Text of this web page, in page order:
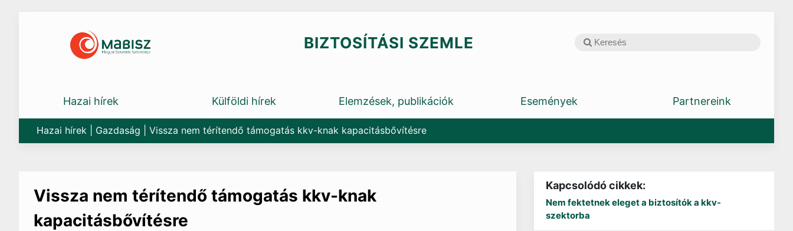
BIZTOSÍTÁSI SZEMLE
Hazai hírek Külföldi hírek Elemzések, publikációk Események Partnereink
Hazai hírek Gazdaság Vissza nem térítendő támogatás kkv-knak kapacitásbővítésre
Vissza nem térítendő támogatás kkv-knak
kapacitásbővítésre
Kapcsolódó cikkek:
Nem fektetnek eleget a biztosítók a kkv-
szektorba